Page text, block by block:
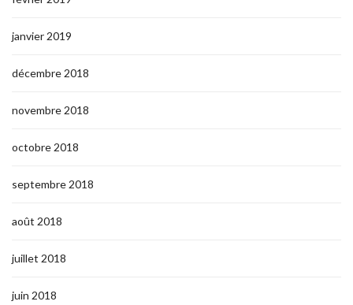
janvier 2019
décembre 2018
novembre 2018
octobre 2018
septembre 2018
août 2018
juillet 2018
juin 2018